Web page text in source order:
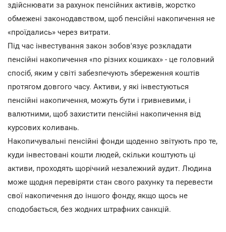
здійснювати за рахунок пенсійних активів, жорстко
обмежені законодавством, щоб пенсійні накопичення не
«проїдались» через витрати.
Під час інвестування закон зобов'язує розкладати
пенсійні накопичення «по різних кошиках» - це головний
спосіб, яким у світі забезпечують збереження коштів
протягом довгого часу. Активи, у які інвестуються
пенсійні накопичення, можуть бути і гривневими, і
валютними, щоб захистити пенсійні накопичення від
курсових коливань.
Накопичувальні пенсійні фонди щоденно звітують про те,
куди інвестовані кошти людей, скільки коштують ці
активи, проходять щорічний незалежний аудит. Людина
може щодня перевіряти стан свого рахунку та перевести
свої накопичення до іншого фонду, якщо щось не
сподобається, без жодних штрафних санкцій.